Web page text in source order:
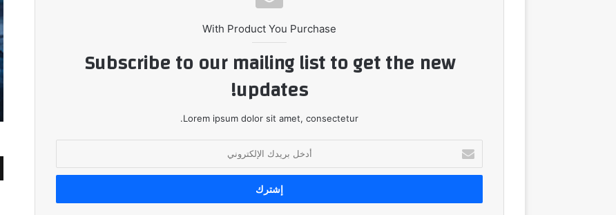
With Product You Purchase
Subscribe to our mailing list to get the new
updates!
Lorem ipsum dolor sit amet, consectetur.
بريدك
الإلكتروني